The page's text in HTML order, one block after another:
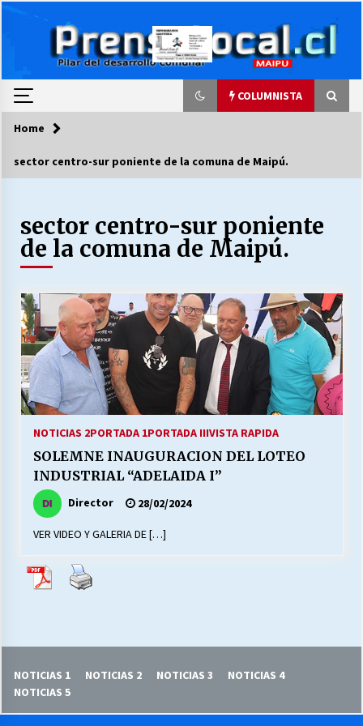
COLUMNISTA
COLUMNISTA
03/08/2026
LA DC POR SIEMPRE.RECORDANDO 69 AÑOS DE
28/07/2026
“ORGULLOSOS DE SER DC” SALUDA EL
CUMPLEAÑOS 69
27/07/2026
MUNICIPALIDAD, TRABAJADORES, CLIMA
13/07/2026
Escuela hospitalaria El Carmen de Maipu.
25/06/2026
16/06/2026
Home
sector centro-sur poniente de la comuna de Maipú.
sector centro-sur poniente
de la comuna de Maipú.
NOTICIAS 2PORTADA 1PORTADA IIIVISTA RAPIDA
SOLEMNE INAUGURACION DEL LOTEO
INDUSTRIAL “ADELAIDA I”
Director 28/02/2024
VER VIDEO Y GALERIA DE […]
NOTICIAS 1 NOTICIAS 2 NOTICIAS 3
NOTICIAS 4
NOTICIAS 5